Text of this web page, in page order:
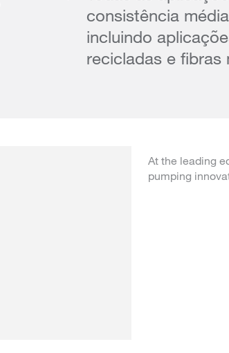
consistência
incluindo
recicladas e fibras
At the leading
pumping